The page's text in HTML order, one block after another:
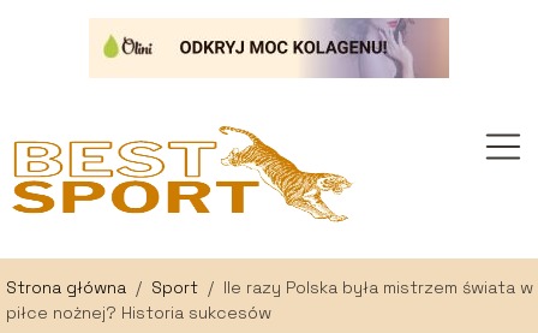
Strona główna / Sport / Ile razy Polska była mistrzem świata w
piłce nożnej? Historia sukcesów